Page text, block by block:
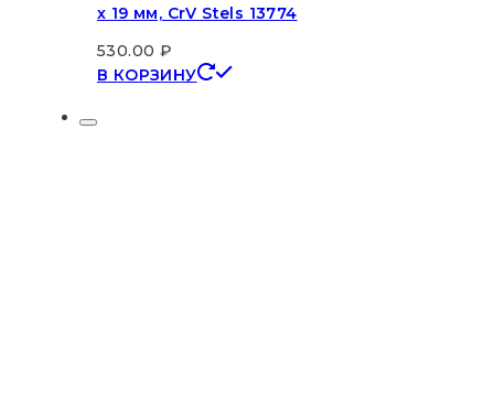
х 19 мм, CrV Stels 13774
530.00 ₽
В КОРЗИНУ